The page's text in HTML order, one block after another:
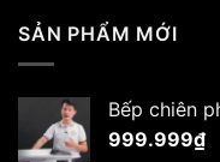
SẢN PHẨM MỚI
Bếp chiên
999.999₫